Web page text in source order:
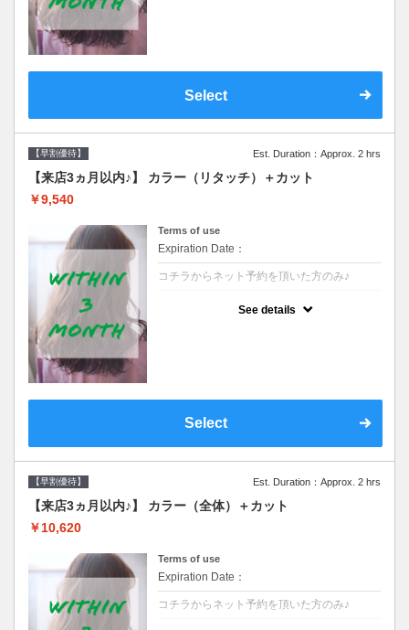
Select
【早割優待】 Est. Duration：Approx. 2 hrs
【来店3ヵ月以内♪】 カラー（リタッチ）＋カット
￥9,540
Terms of use
Expiration Date：
コチラからネット予約を頂いた方のみ♪
See details
Select
【早割優待】 Est. Duration：Approx. 2 hrs
【来店3ヵ月以内♪】 カラー（全体）＋カット
￥10,620
Terms of use
Expiration Date：
コチラからネット予約を頂いた方のみ♪